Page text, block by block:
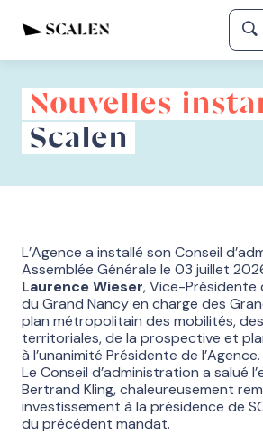
Nouvelles
Scalen
L’Agence a installé son Conseil
Assemblée Générale le 03 juillet
Laurence Wieser, Vice-Présidente
du Grand Nancy en charge des
plan métropolitain des mobilités,
territoriales, de la prospective et
à l’unanimité Présidente de l’Agence.
Le Conseil d’administration a salué
Bertrand Kling, chaleureusement
investissement à la présidence de
du précédent mandat.